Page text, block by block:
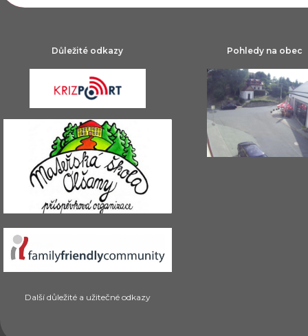
Důležité odkazy
Další důležité a užitečné odkazy
Pohledy na obec